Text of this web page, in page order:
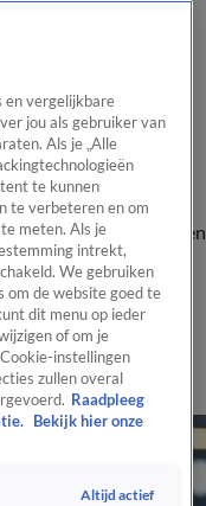
gezichten
In de
Kijkersvraag insturen
ShopUitzending
en vergelijkbare
jou als gebruiker van
Als je „Alle
te kunnen
te verbeteren en om
meten. Als je
intrekt,
We gebruiken
om de website goed te
dit menu op ieder
of om je
instellingen
zullen overal
Raadpleeg
Bekijk hier onze
Altijd actief